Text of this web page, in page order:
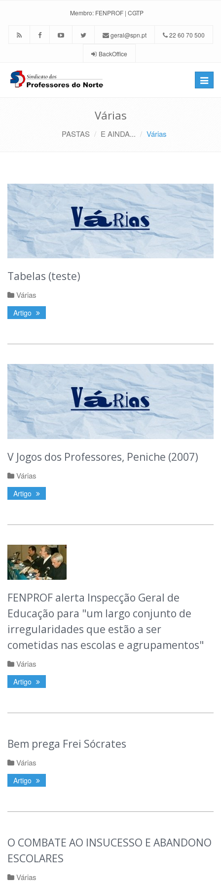
Membro: FENPROF | CGTP
geral@spn.pt 22 60 70 500
BackOffice
Toggle
Várias
PASTAS E AINDA... Várias
Tabelas (teste)
Várias
Artigo
V Jogos dos Professores, Peniche (2007)
Várias
Artigo
FENPROF alerta Inspecção Geral de
Educação para "um largo conjunto de
irregularidades que estão a ser
cometidas nas escolas e agrupamentos"
Várias
Artigo
Bem prega Frei Sócrates
Várias
Artigo
O COMBATE AO INSUCESSO E ABANDONO
ESCOLARES
Várias